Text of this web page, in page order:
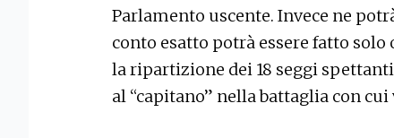
Parlamento uscente. Invece ne
conto esatto potrà essere fatto
la ripartizione dei 18 seggi
al “capitano” nella battaglia con